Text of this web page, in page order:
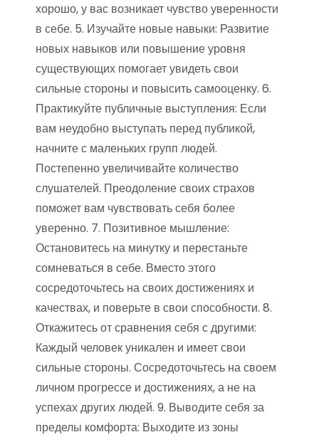
хорошо, у вас возникает чувство уверенности
в себе. 5. Изучайте новые навыки: Развитие
новых навыков или повышение уровня
существующих помогает увидеть свои
сильные стороны и повысить самооценку. 6.
Практикуйте публичные выступления: Если
вам неудобно выступать перед публикой,
начните с маленьких групп людей.
Постепенно увеличивайте количество
слушателей. Преодоление своих страхов
поможет вам чувствовать себя более
уверенно. 7. Позитивное мышление:
Остановитесь на минутку и перестаньте
сомневаться в себе. Вместо этого
сосредоточьтесь на своих достижениях и
качествах, и поверьте в свои способности. 8.
Откажитесь от сравнения себя с другими:
Каждый человек уникален и имеет свои
сильные стороны. Сосредоточьтесь на своем
личном прогрессе и достижениях, а не на
успехах других людей. 9. Выводите себя за
пределы комфорта: Выходите из зоны